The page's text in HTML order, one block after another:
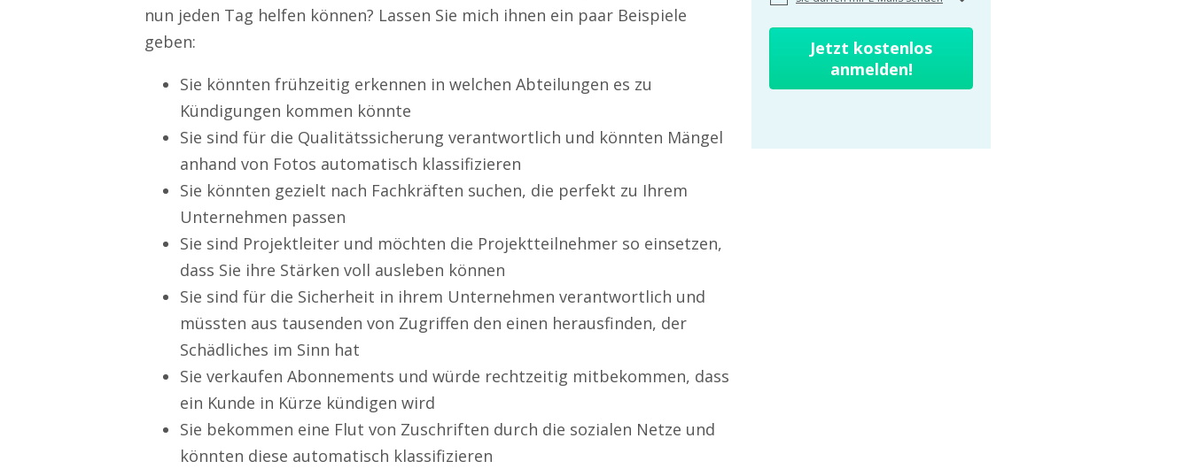
nun jeden Tag helfen können? Lassen Sie mich ihnen ein paar Beispiele
geben:
Sie könnten frühzeitig erkennen in welchen Abteilungen es zu
Kündigungen kommen könnte
Sie sind für die Qualitätssicherung verantwortlich und könnten Mängel
anhand von Fotos automatisch klassifizieren
Sie könnten gezielt nach Fachkräften suchen, die perfekt zu Ihrem
Unternehmen passen
Sie sind Projektleiter und möchten die Projektteilnehmer so einsetzen,
dass Sie ihre Stärken voll ausleben können
Sie sind für die Sicherheit in ihrem Unternehmen verantwortlich und
müssten aus tausenden von Zugriffen den einen herausfinden, der
Schädliches im Sinn hat
Sie verkaufen Abonnements und würde rechtzeitig mitbekommen, dass
ein Kunde in Kürze kündigen wird
Sie bekommen eine Flut von Zuschriften durch die sozialen Netze und
könnten diese automatisch klassifizieren